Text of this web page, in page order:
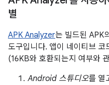
별
APK Analyzer는 빌드된 APK
도구입니다. 앱이 네이티브
(16KB와 호환되는지 여부와
Android 스튜디오를 열